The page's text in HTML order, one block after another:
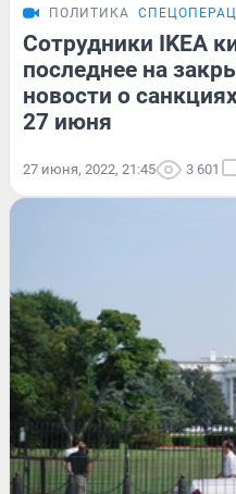
ПОЛИТИКА
Сотрудники IKEA
последнее на
новости о
27 июня
27 июня, 2022, 21:45 3 601